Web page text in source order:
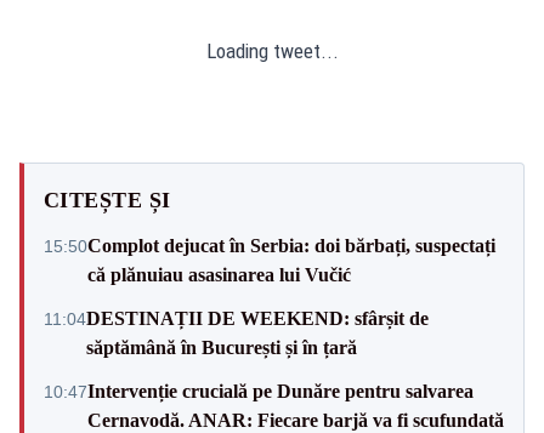
Loading tweet...
CITEȘTE ȘI
15:50Complot dejucat în Serbia: doi bărbați, suspectați
că plănuiau asasinarea lui Vučić
11:04DESTINAȚII DE WEEKEND: sfârșit de
săptămână în București și în țară
10:47Intervenție crucială pe Dunăre pentru salvarea
Cernavodă. ANAR: Fiecare barjă va fi scufundată